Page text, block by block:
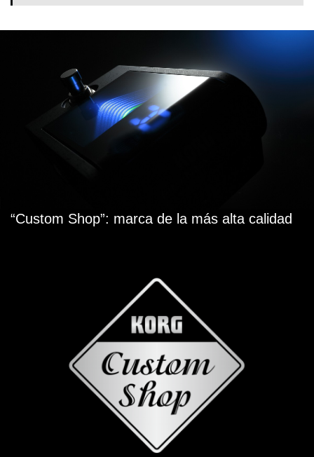
“Custom Shop”: marca de la más alta calidad